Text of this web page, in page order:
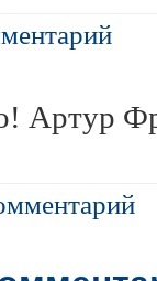
Артур